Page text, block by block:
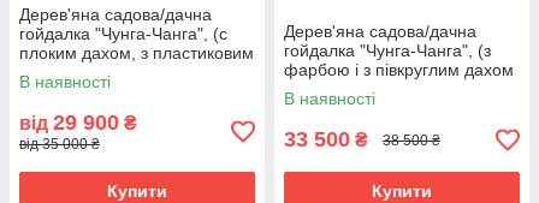
Дерев'яна садова/дачна
гойдалка "Чунга-Чанга", (с
плоким дахом, з пластиковим
шифером) - колір горіх
В наявності
від 29 900 ₴
від 35 000 ₴
Купити
Дерев'яна садова/дачна
гойдалка "Чунга-Чанга", (з
фарбою і з півкруглим дахом
з пластмасовим шифером)
В наявності
33 500 ₴ 38 500 ₴
Купити